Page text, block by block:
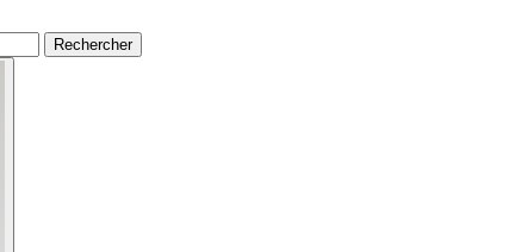
Rechercher